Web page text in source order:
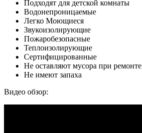
Подходят для детской комнаты
Водонепроницаемые
Легко Моющиеся
Звукоизолирующие
Пожаробезопасные
Теплоизолирующие
Сертифицированные
Не оставляют мусора при ремонте
Не имеют запаха
Видео обзор: